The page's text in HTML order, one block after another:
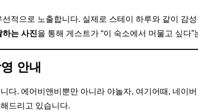
적으로 노출합니다. 실제로 스테이 하루와 같이 감
는 사진을 통해 게스트가 “이 숙소에서 머물고 싶다
안내
다. 에어비앤비뿐만 아니라 야놀자, 여기어때, 네이
드리고 있습니다.